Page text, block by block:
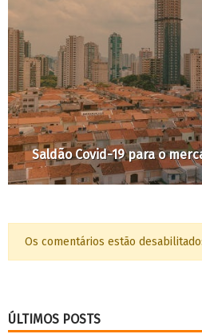
Fim do Minha Casa Minha
política de moradia
Os comentários estão
ÚLTIMOS POSTS